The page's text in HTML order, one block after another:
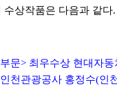
수상작품은 다음과 같다.
부문> 최우수상 현대자동
인천관광공사 홍정수(인